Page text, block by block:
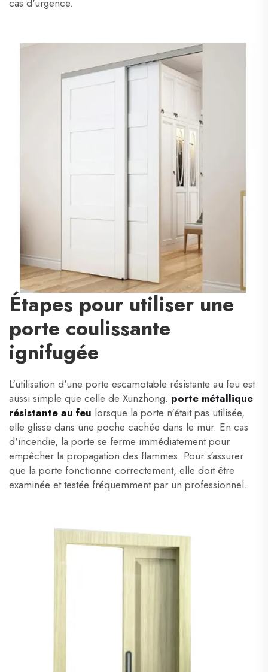
cas d'urgence.
Étapes pour utiliser une
porte coulissante
ignifugée
L'utilisation d'une porte escamotable résistante au feu est
aussi simple que celle de Xunzhong. porte métallique
résistante au feu lorsque la porte n'était pas utilisée,
elle glisse dans une poche cachée dans le mur. En cas
d'incendie, la porte se ferme immédiatement pour
empêcher la propagation des flammes. Pour s'assurer
que la porte fonctionne correctement, elle doit être
examinée et testée fréquemment par un professionnel.